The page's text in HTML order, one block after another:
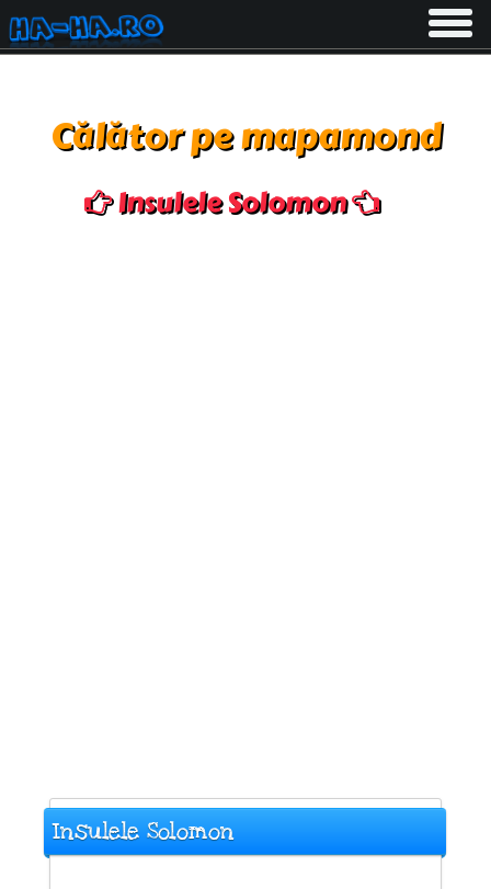
Toggle
Călător pe mapamond
Insulele Solomon
Insulele Solomon